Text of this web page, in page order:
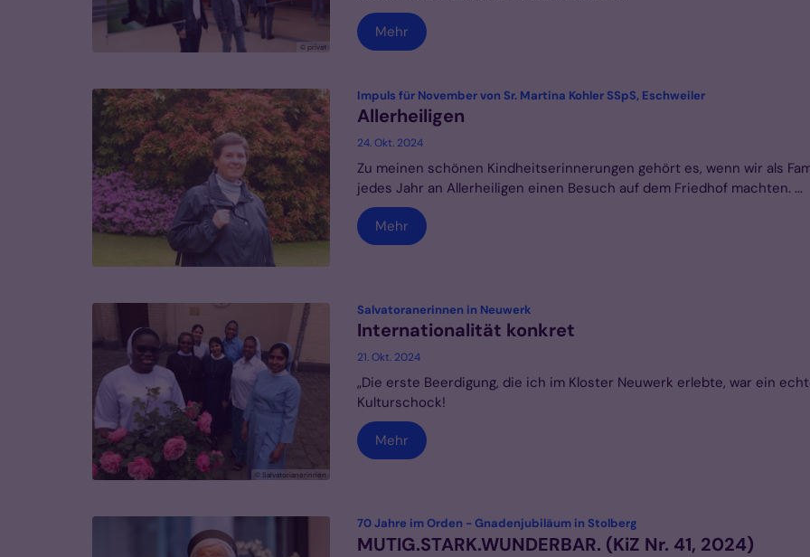
© privat
Mehr
Impuls für November von Sr. Martina Kohler SSpS, Eschweiler:
Allerheiligen
24. Okt. 2024
Zu meinen schönen Kindheitserinnerungen gehört es, wenn wir als
jedes Jahr an Allerheiligen einen Besuch auf dem Friedhof machten. ...
Mehr
© Salvatorianerinnen
Salvatoranerinnen in Neuwerk:
Internationalität konkret
21. Okt. 2024
„Die erste Beerdigung, die ich im Kloster Neuwerk erlebte, war ein
Kulturschock!
Mehr
70 Jahre im Orden - Gnadenjubiläum in Stolberg:
MUTIG.STARK.WUNDERBAR. (KiZ Nr. 41, 2024)